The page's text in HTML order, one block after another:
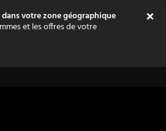
votre zone géographique
et les offres de votre